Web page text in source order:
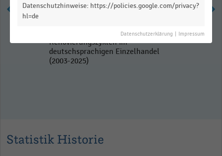
Renovierungszyklen im
deutschsprachigen Einzelhandel
(2003-2025)
Statistik Historie
Datenschutzhinweise: https://policies.google.com/privacy?
hl=de
Datenschutzerklärung Impressum